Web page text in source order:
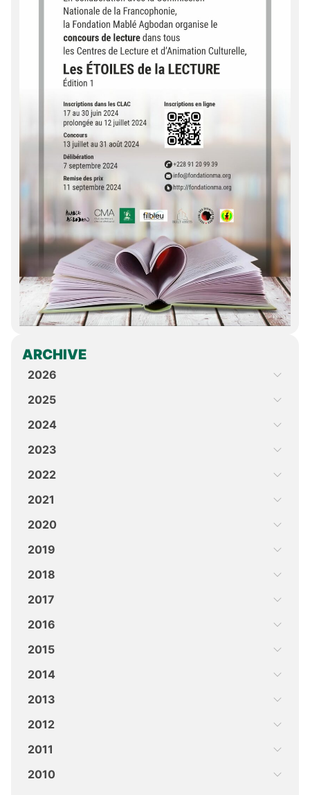
ARCHIVE
2026
2025
2024
2023
2022
2021
2020
2019
2018
2017
2016
2015
2014
2013
2012
2011
2010